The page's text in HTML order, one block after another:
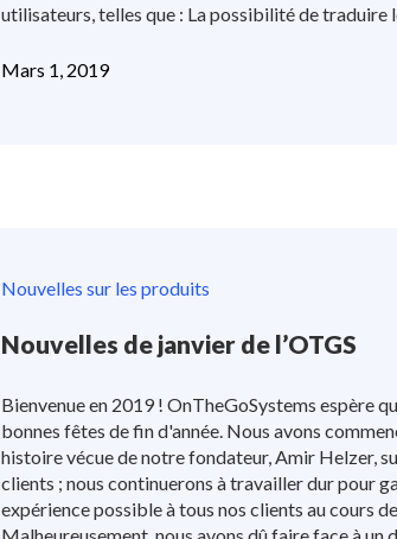
utilisateurs, telles que : La possibilité de traduire
Mars 1, 2019
Nouvelles sur les produits
Nouvelles de janvier de l’OTGS
Bienvenue en 2019 ! OnTheGoSystems espère
bonnes fêtes de fin d'année. Nous avons
histoire vécue de notre fondateur, Amir Helzer,
clients ; nous continuerons à travailler dur pour
expérience possible à tous nos clients au cours